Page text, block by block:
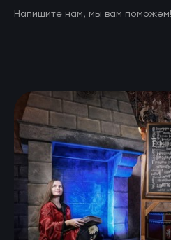
Напишите нам, мы вам поможем!